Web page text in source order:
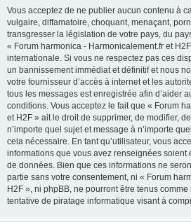
Vous acceptez de ne publier aucun contenu à
vulgaire, diffamatoire, choquant, menaçant,
transgresser la législation de votre pays, du
« Forum harmonica - Harmonicalement.fr et
internationale. Si vous ne respectez pas ces
un bannissement immédiat et définitif et nous
votre fournisseur d’accès à internet et les
tous les messages est enregistrée afin d’aider
conditions. Vous acceptez le fait que « Forum
et H2F » ait le droit de supprimer, de modifier,
n’importe quel sujet et message à n’importe
cela nécessaire. En tant qu’utilisateur, vous
informations que vous avez renseignées soient
de données. Bien que ces informations ne
partie sans votre consentement, ni « Forum
H2F », ni phpBB, ne pourront être tenus
tentative de piratage informatique visant à